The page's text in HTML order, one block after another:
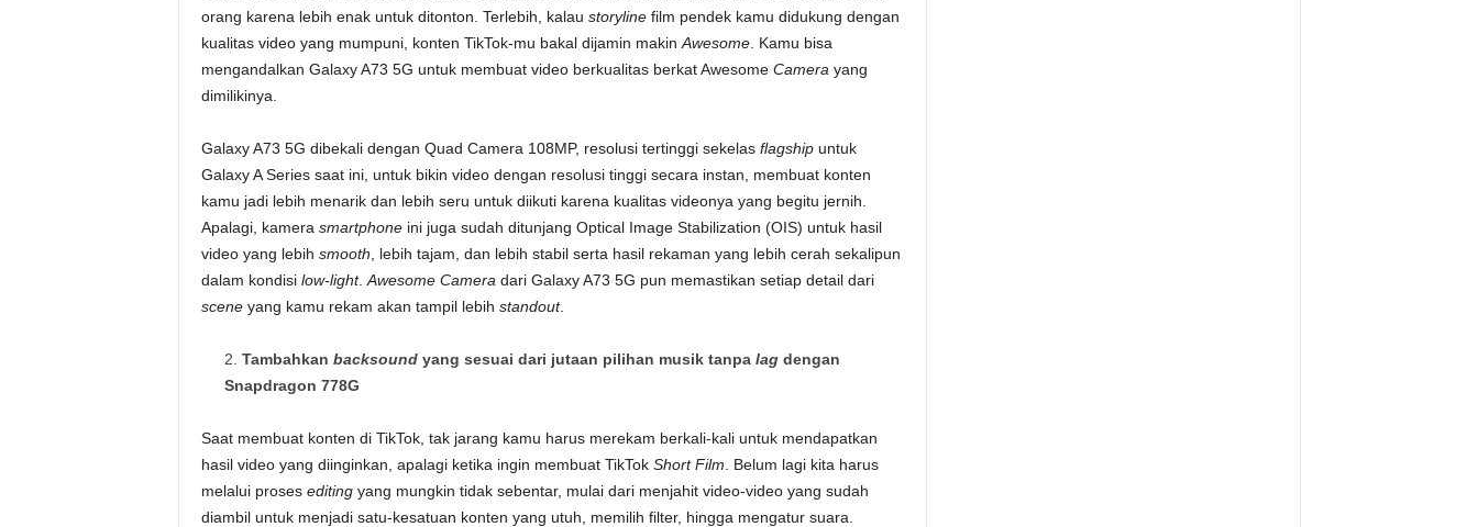
orang karena lebih enak untuk ditonton. Terlebih, kalau storylinefilm pendek kamu didukung dengan
kualitas video yang mumpuni, konten TikTok-mu bakal dijamin makin Awesome. Kamu bisa
mengandalkan Galaxy A73 5G untuk membuat video berkualitas berkat Awesome Camera yang
dimilikinya.
Galaxy A73 5G dibekali dengan Quad Camera 108MP, resolusi tertinggi sekelas flagshipuntuk
Galaxy A Series saat ini, untuk bikin video dengan resolusi tinggi secara instan, membuat konten
kamu jadi lebih menarik dan lebih seru untuk diikuti karena kualitas videonya yang begitu jernih.
Apalagi, kamera smartphoneini juga sudah ditunjang Optical Image Stabilization (OIS) untuk hasil
video yang lebih smooth , lebih tajam, dan lebih stabil serta hasil rekaman yang lebih cerah sekalipun
dalam kondisi low-light. Awesome Camera dari Galaxy A73 5G pun memastikan setiap detail dari
sceneyang kamu rekam akan tampil lebih standout.
Tambahkan backsoundyang sesuai dari jutaan pilihan musik tanpa lagdengan
Snapdragon 778G
Saat membuat konten di TikTok, tak jarang kamu harus merekam berkali-kali untuk mendapatkan
hasil video yang diinginkan, apalagi ketika ingin membuat TikTok Short Film . Belum lagi kita harus
melalui proses editingyang mungkin tidak sebentar, mulai dari menjahit video-video yang sudah
diambil untuk menjadi satu-kesatuan konten yang utuh, memilih filter, hingga mengatur suara.